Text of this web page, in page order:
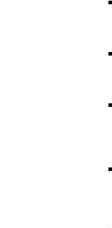
z
się
Strategia
Komisje
Skład
Uchwały
Stan